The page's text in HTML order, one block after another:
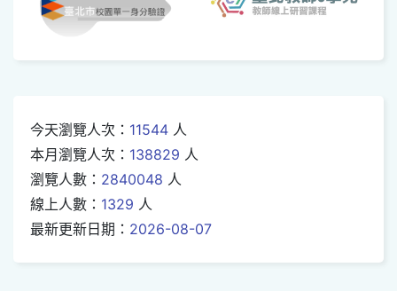
今天瀏覽人次： 11544 人
本月瀏覽人次： 138829 人
瀏覽人數： 2840048 人
線上人數： 1329 人
最新更新日期： 2026-08-07